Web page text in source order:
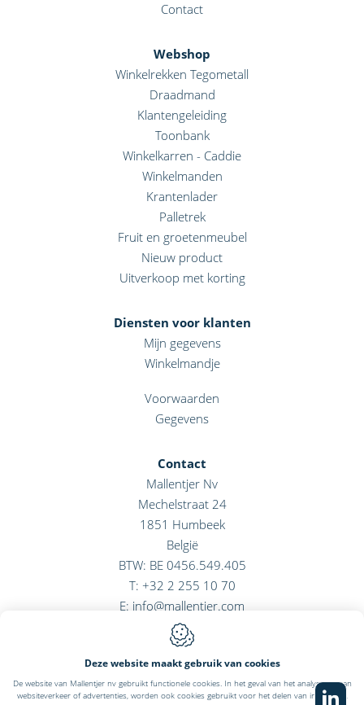
Contact
Webshop
Winkelrekken Tegometall
Draadmand
Klantengeleiding
Toonbank
Winkelkarren - Caddie
Winkelmanden
Krantenlader
Palletrek
Fruit en groetenmeubel
Nieuw product
Uitverkoop met korting
Diensten voor klanten
Mijn gegevens
Winkelmandje
Voorwaarden
Gegevens
Contact
Mallentjer Nv
Mechelstraat 24
1851 Humbeek
België
BTW: BE 0456.549.405
T: +32 2 255 10 70
E: info@mallentjer.com
Webdesign by IDcreation 2022
Cookie policy
Deze website maakt gebruik van cookies
De website van Mallentjer nv gebruikt functionele cookies. In het geval van het analyseren van
websiteverkeer of advertenties, worden ook cookies gebruikt voor het delen van informatie,